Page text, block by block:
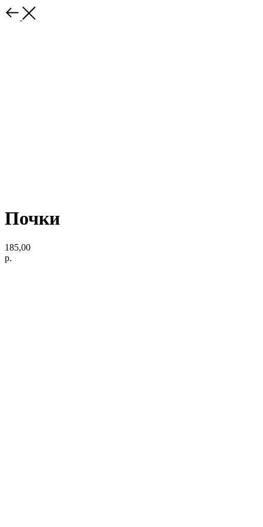
Почки
185,00
р.